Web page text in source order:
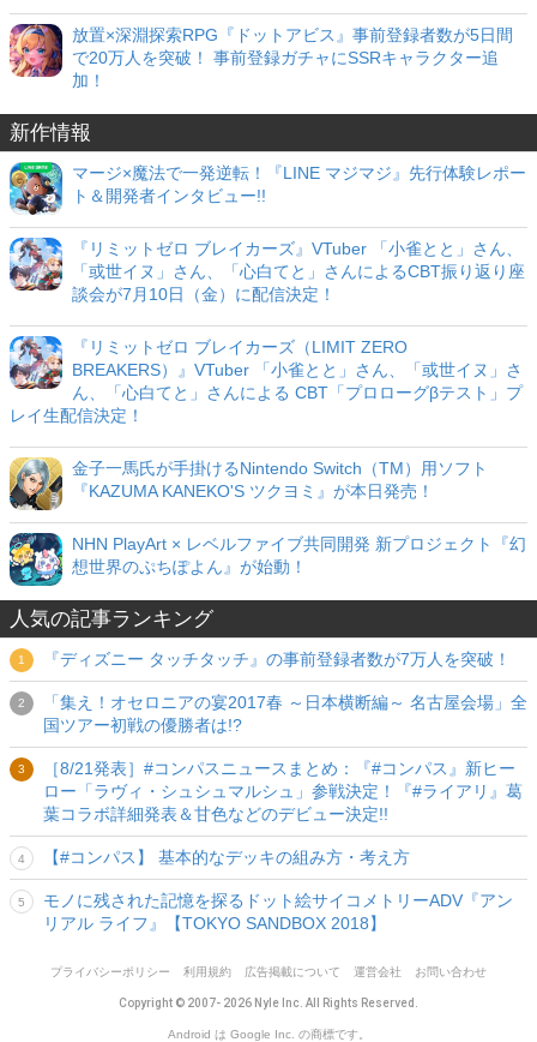
放置×深淵探索RPG『ドットアビス』事前登録者数が5日間
で20万人を突破！ 事前登録ガチャにSSRキャラクター追
加！
新作情報
マージ×魔法で一発逆転！『LINE マジマジ』先行体験レポー
ト＆開発者インタビュー!!
『リミットゼロ ブレイカーズ』VTuber 「小雀とと」さん、
「或世イヌ」さん、「心白てと」さんによるCBT振り返り座
談会が7月10日（金）に配信決定！
『リミットゼロ ブレイカーズ（LIMIT ZERO
BREAKERS）』VTuber 「小雀とと」さん、「或世イヌ」さ
ん、「心白てと」さんによる CBT「プロローグβテスト」プ
レイ生配信決定！
金子一馬氏が手掛けるNintendo Switch（TM）用ソフト
『KAZUMA KANEKO'S ツクヨミ』が本日発売！
NHN PlayArt × レベルファイブ共同開発 新プロジェクト『幻
想世界のぷちぽよん』が始動！
人気の記事ランキング
『ディズニー タッチタッチ』の事前登録者数が7万人を突破！
「集え！オセロニアの宴2017春 ～日本横断編～ 名古屋会場」全
国ツアー初戦の優勝者は!?
［8/21発表］#コンパスニュースまとめ：『#コンパス』新ヒー
ロー「ラヴィ・シュシュマルシュ」参戦決定！『#ライアリ』葛
葉コラボ詳細発表＆甘色などのデビュー決定!!
【#コンパス】 基本的なデッキの組み方・考え方
モノに残された記憶を探るドット絵サイコメトリーADV『アン
リアル ライフ』【TOKYO SANDBOX 2018】
プライバシーポリシー 利用規約 広告掲載について 運営会社 お問い合わせ
Copyright © 2007- 2026 Nyle Inc. All Rights Reserved.
Android は Google Inc. の商標です。